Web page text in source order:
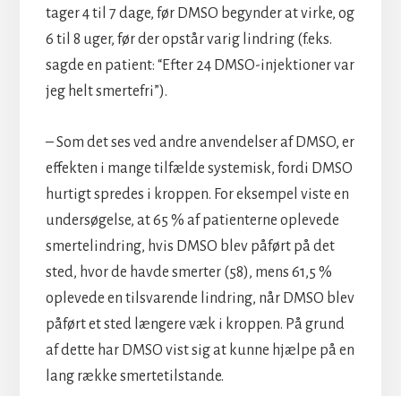
tager 4 til 7 dage, før DMSO begynder at virke, og
6 til 8 uger, før der opstår varig lindring (f.eks.
sagde en patient: “Efter 24 DMSO-injektioner var
jeg helt smertefri”).
– Som det ses ved andre anvendelser af DMSO, er
effekten i mange tilfælde systemisk, fordi DMSO
hurtigt spredes i kroppen. For eksempel viste en
undersøgelse, at 65 % af patienterne oplevede
smertelindring, hvis DMSO blev påført på det
sted, hvor de havde smerter (58), mens 61,5 %
oplevede en tilsvarende lindring, når DMSO blev
påført et sted længere væk i kroppen. På grund
af dette har DMSO vist sig at kunne hjælpe på en
lang række smertetilstande.